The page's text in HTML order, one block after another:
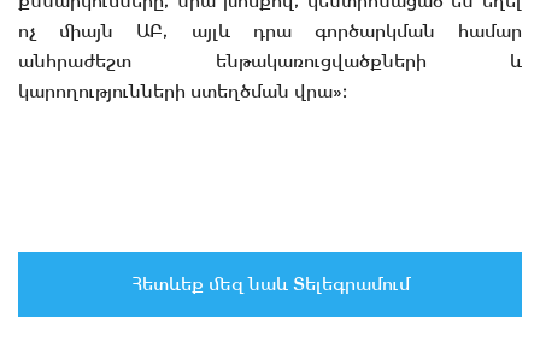
ոչ միայն ԱԲ, այլև դրա գործարկման համար
անհրաժեշտ ենթակառուցվածքների և
կարողությունների ստեղծման վրա»։
Հետևեք մեզ նաև Տելեգրամում